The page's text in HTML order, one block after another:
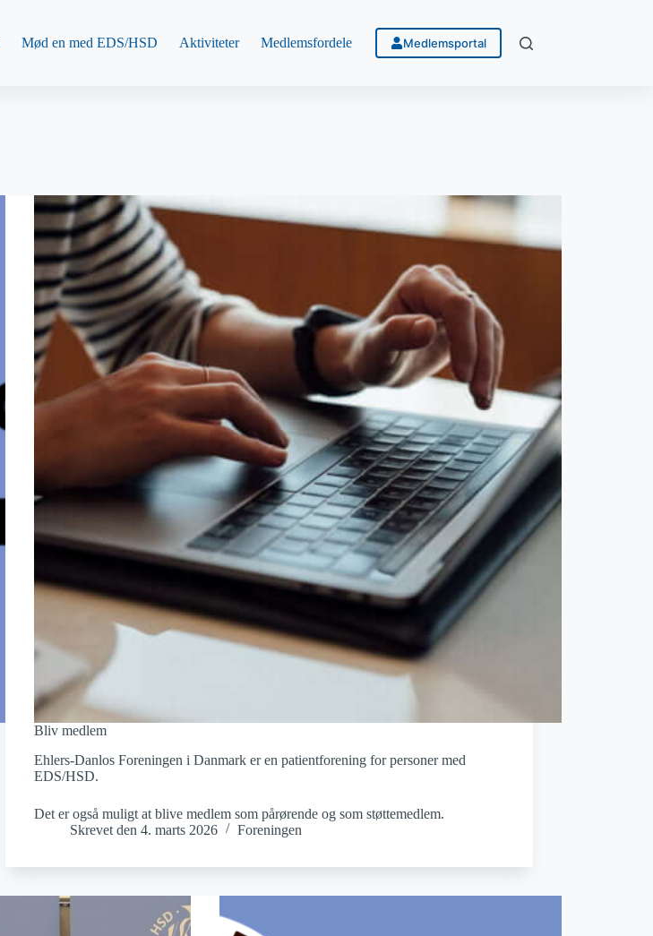
Mød en med EDS/HSD Aktiviteter Medlemsfordele WebshopMedlemsportal
Bliv medlem
Ehlers-Danlos Foreningen i Danmark er en patientforening for personer med
EDS/HSD.
Det er også muligt at blive medlem som pårørende og som støttemedlem.
Skrevet den 4. marts 2026 Foreningen